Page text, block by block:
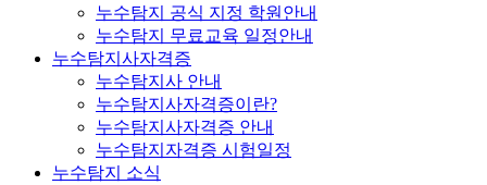
누수탐지 공식 지정 학원안내
누수탐지 무료교육 일정안내
누수탐지사자격증
누수탐지사 안내
누수탐지사자격증이란?
누수탐지사자격증 안내
누수탐지자격증 시험일정
누수탐지 소식